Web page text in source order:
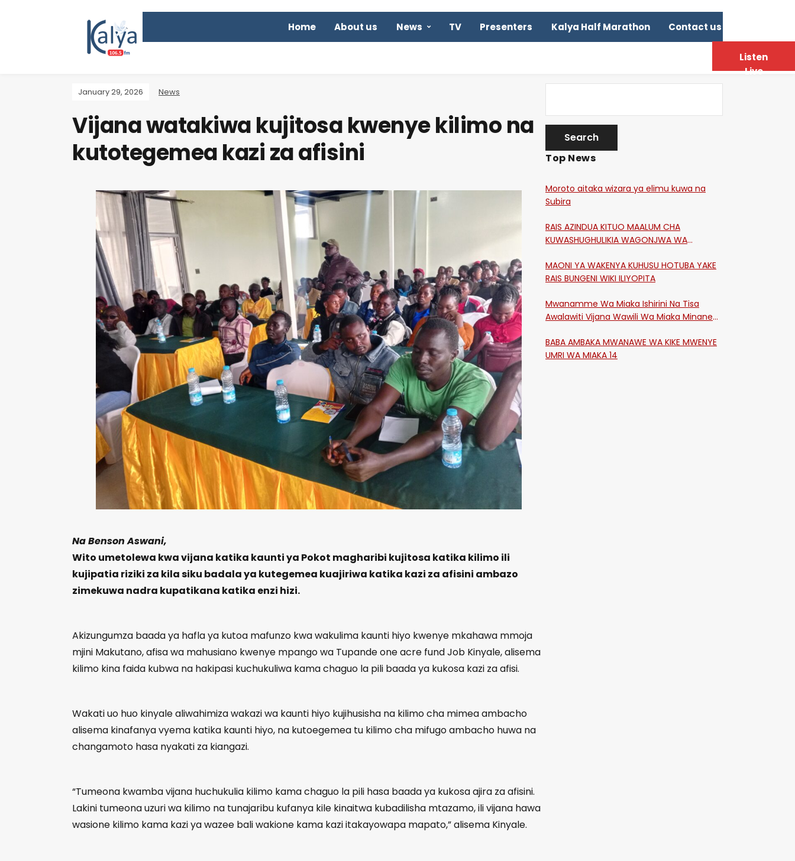
Home About us News TV Presenters Kalya Half Marathon Contact us
January 29, 2026 News
Vijana watakiwa kujitosa kwenye kilimo na
kutotegemea kazi za afisini
Na Benson Aswani,
Wito umetolewa kwa vijana katika kaunti ya Pokot magharibi kujitosa katika kilimo ili
kujipatia riziki za kila siku badala ya kutegemea kuajiriwa katika kazi za afisini ambazo
zimekuwa nadra kupatikana katika enzi hizi.
Akizungumza baada ya hafla ya kutoa mafunzo kwa wakulima kaunti hiyo kwenye mkahawa mmoja
mjini Makutano, afisa wa mahusiano kwenye mpango wa Tupande one acre fund Job Kinyale, alisema
kilimo kina faida kubwa na hakipasi kuchukuliwa kama chaguo la pili baada ya kukosa kazi za afisi.
Wakati uo huo kinyale aliwahimiza wakazi wa kaunti hiyo kujihusisha na kilimo cha mimea ambacho
alisema kinafanya vyema katika kaunti hiyo, na kutoegemea tu kilimo cha mifugo ambacho huwa na
changamoto hasa nyakati za kiangazi.
“Tumeona kwamba vijana huchukulia kilimo kama chaguo la pili hasa baada ya kukosa ajira za afisini.
Lakini tumeona uzuri wa kilimo na tunajaribu kufanya kile kinaitwa kubadilisha mtazamo, ili vijana hawa
wasione kilimo kama kazi ya wazee bali wakione kama kazi itakayowapa mapato,” alisema Kinyale.
Top News
Moroto aitaka wizara ya elimu kuwa na
Subira
RAIS AZINDUA KITUO MAALUM CHA
KUWASHUGHULIKIA WAGONJWA WA
MAONI YA WAKENYA KUHUSU HOTUBA YAKE
RAIS BUNGENI WIKI ILIYOPITA
Mwanamme Wa Miaka Ishirini Na Tisa
Awalawiti Vijana Wawili Wa Miaka Minane
Shikangania, Kakamega
BABA AMBAKA MWANAWE WA KIKE MWENYE
UMRI WA MIAKA 14
Listen
Live